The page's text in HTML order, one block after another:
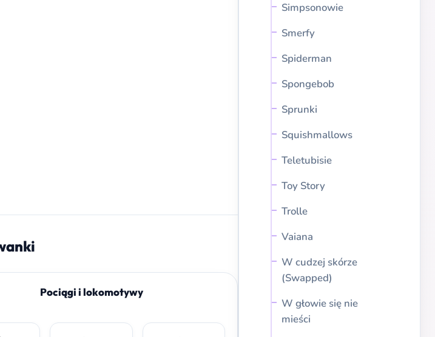
Simpsonowie
Smerfy
Spiderman
Spongebob
Sprunki
Squishmallows
Teletubisie
Toy Story
Trolle
Vaiana
W cudzej skórze
(Swapped)
W głowie się nie
mieści
Pociągi i lokomotywy